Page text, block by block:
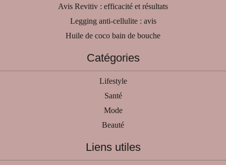
Avis Revitiv : efficacité et résultats
Legging anti-cellulite : avis
Huile de coco bain de bouche
Catégories
Lifestyle
Santé
Mode
Beauté
Liens utiles